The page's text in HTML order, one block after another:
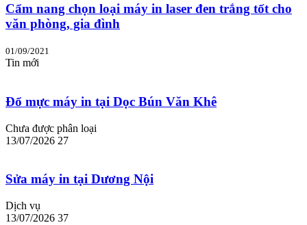
Cẩm nang chọn loại máy in laser đen trắng tốt cho
văn phòng, gia đình
01/09/2021
Tin mới
Đổ mực máy in tại Dọc Bún Văn Khê
Chưa được phân loại
13/07/2026 27
Sửa máy in tại Dương Nội
Dịch vụ
13/07/2026 37